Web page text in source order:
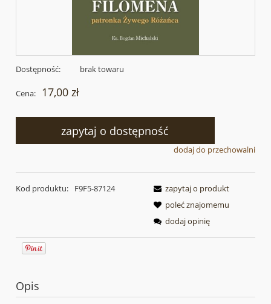
Dostępność: brak towaru
Cena: 17,00 zł
zapytaj o dostępność
dodaj do przechowalni
Kod produktu: F9F5-87124
zapytaj o produkt
poleć znajomemu
dodaj opinię
Opis